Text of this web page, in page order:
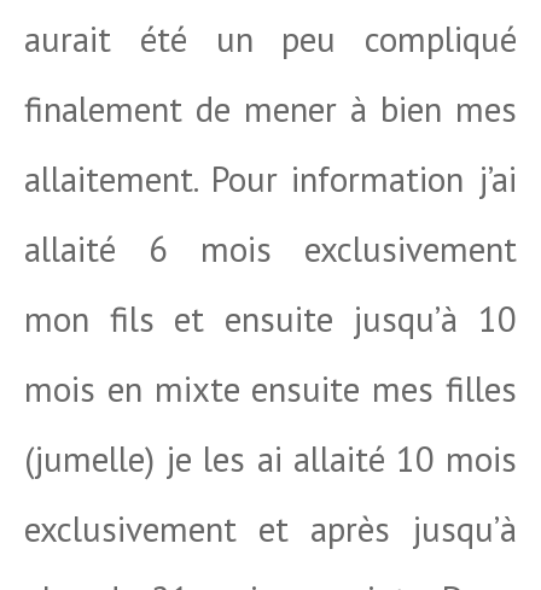
aurait été un peu compliqué
finalement de mener à bien mes
allaitement. Pour information j’ai
allaité 6 mois exclusivement
mon fils et ensuite jusqu’à 10
mois en mixte ensuite mes filles
(jumelle) je les ai allaité 10 mois
exclusivement et après jusqu’à